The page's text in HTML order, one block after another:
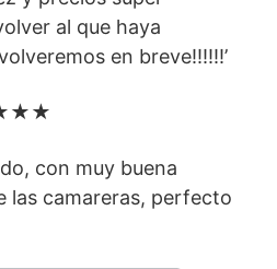
al que haya
en breve!!!!!!’
con muy buena
las camareras, perfecto